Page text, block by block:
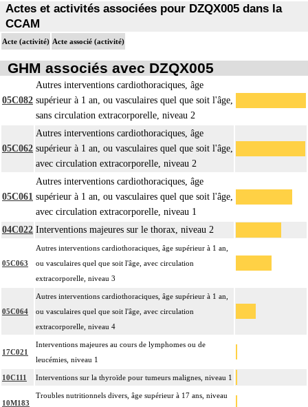
4
chirurgien, l'installation, la conduite de la circulation extracorporelle, et son
- décision de l'indication et choix de la technique
- pose et ablation des canules
- choix du niveau d'hypothermie
- décision d'arrêt circulatoire
- définition des protocoles de remplissage
- décision de cardioplégie
- décision d'assistance circulatoire.
La suture d'un vaisseau inclut l'angioplastie d'élargissement.
Le pontage artériel inclut la thromboendartériectomie de contigüité.
Les actes sur le thorax, par thoracoscopie incluent l'évacuation de collection
intrathoracique associée, la pose de drain pleural et/ou péricardique.
Les actes sur le thorax, par thoracotomie incluent l'évacuation de collection
intrathoracique associée, la pose de drain pleural et/ou péricardique.
Les actes avec dérivation vasculaire [shunt] incluent la pose d'une dérivation
Facturation : les suppléments de numérisation ou la radioscopie de longue
durée sous ampli de brillance (chapitre 19) ne peuvent pas être facturés avec les
Actes et activités associées pour DZQX005 dans la
CCAM
Acte (activité) Acte associé (activité)
GHM associés avec DZQX005
05C082
Autres interventions cardiothoraciques, âge
supérieur à 1 an, ou vasculaires quel que soit l'âge,
sans circulation extracorporelle, niveau 2
05C062
Autres interventions cardiothoraciques, âge
supérieur à 1 an, ou vasculaires quel que soit l'âge,
avec circulation extracorporelle, niveau 2
05C061
Autres interventions cardiothoraciques, âge
supérieur à 1 an, ou vasculaires quel que soit l'âge,
avec circulation extracorporelle, niveau 1
04C022 Interventions majeures sur le thorax, niveau 2
05C063
Autres interventions cardiothoraciques, âge supérieur à 1 an,
ou vasculaires quel que soit l'âge, avec circulation
extracorporelle, niveau 3
05C064
Autres interventions cardiothoraciques, âge supérieur à 1 an,
ou vasculaires quel que soit l'âge, avec circulation
extracorporelle, niveau 4
17C021
Interventions majeures au cours de lymphomes ou de
leucémies, niveau 1
10C111 Interventions sur la thyroïde pour tumeurs malignes, niveau 1
10M183
Troubles nutritionnels divers, âge supérieur à 17 ans, niveau